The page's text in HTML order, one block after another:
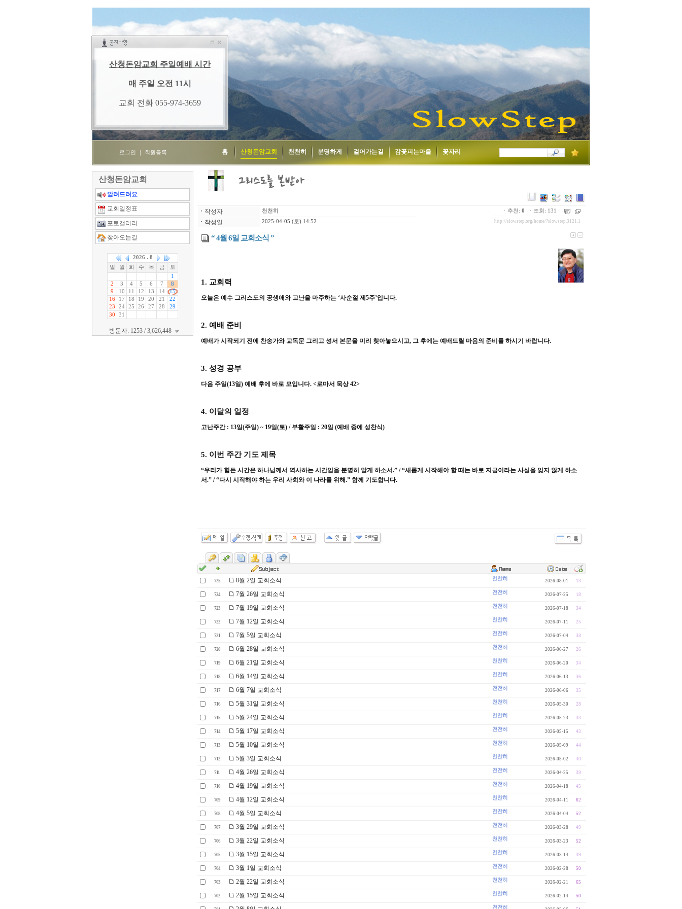
로그인 회원등록 홈 산청돈암교회 천천히 분명하게 걸어가는길 감꽃피는마을 꽃자리
산청돈암교회
알려드려요
교회일정표
포토갤러리
찾아오는길
방문자: 1253 / 3,626,448
ㆍ 작성자 천천히
ㆍ 작성일 2025-04-05 (토) 14:52
ㆍ추천: 0 ㆍ조회: 131
http://slowstep.org/home/?slowstep.3121.1
“ 4월 6일 교회소식 ”
1. 교회력
오늘은 예수 그리스도의 공생애와 고난을 마주하는 ‘사순절 제 5주’입니다.
2. 예배 준비
예배가 시작되기 전에 찬송가와 교독문 그리고 성서 본문을 미리 찾아놓으시고, 그 후에는 예배드릴 마음의 준비를 하시기 바랍니다.
3. 성경 공부
다음 주일(13일) 예배 후에 바로 모입니다. <로마서 묵상42>
4. 이달의 일정
고난주간 : 13일(주일) ~ 19일(토) / 부활주일 : 20일 (예배 중에 성찬식)
5. 이번 주간 기도 제목
“우리가 힘든 시간은 하나님께서 역사하는 시간임을 분명히 알게 하소서.” / “새롭게 시작해야 할 때는 바로 지금이라는 사실을 잊지 않게 하소
서.” / “다시 시작해야 하는 우리 사회와 이 나라를 위해.” 함께 기도합니다.
725 8월 2일 교회소식 천천히 2026-08-01 13
724 7월 26일 교회소식 천천히 2026-07-25 18
723 7월 19일 교회소식 천천히 2026-07-18 34
722 7월 12일 교회소식 천천히 2026-07-11 25
721 7월 5일 교회소식 천천히 2026-07-04 38
720 6월 28일 교회소식 천천히 2026-06-27 26
719 6월 21일 교회소식 천천히 2026-06-20 34
718 6월 14일 교회소식 천천히 2026-06-13 36
717 6월 7일 교회소식 천천히 2026-06-06 35
716 5월 31일 교회소식 천천히 2026-05-30 28
715 5월 24일 교회소식 천천히 2026-05-23 33
714 5월 17일 교회소식 천천히 2026-05-15 43
713 5월 10일 교회소식 천천히 2026-05-09 44
712 5월 3일 교회소식 천천히 2026-05-02 40
711 4월 26일 교회소식 천천히 2026-04-25 39
710 4월 19일 교회소식 천천히 2026-04-18 45
709 4월 12일 교회소식 천천히 2026-04-11 62
708 4월 5일 교회소식 천천히 2026-04-04 52
707 3월 29일 교회소식 천천히 2026-03-28 49
706 3월 22일 교회소식 천천히 2026-03-23 52
705 3월 15일 교회소식 천천히 2026-03-14 39
704 3월 1일 교회소식 천천히 2026-02-28 50
703 2월 22일 교회소식 천천히 2026-02-21 65
702 2월 15일 교회소식 천천히 2026-02-14 50
천천히